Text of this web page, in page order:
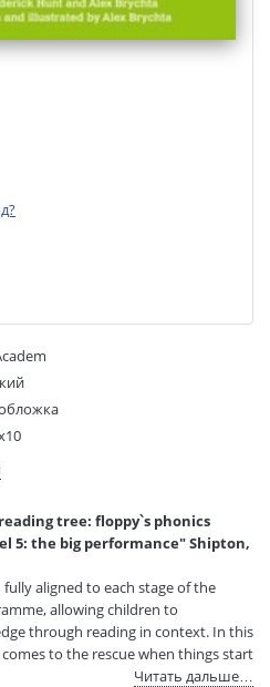
tree: floppy`s phonics
5: the big performance" Shipton,
aligned to each stage of the
allowing children to
through reading in context. In this
to the rescue when things start
Читать дальше…